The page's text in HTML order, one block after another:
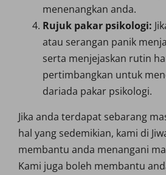
menenangkan anda.
Rujuk pakar psikologi:
atau serangan panik
serta menjejaskan rutin
pertimbangkan untuk
dariada pakar psikologi.
Jika anda terdapat sebarang
hal yang sedemikian, kami di
membantu anda menangani
Kami juga boleh membantu